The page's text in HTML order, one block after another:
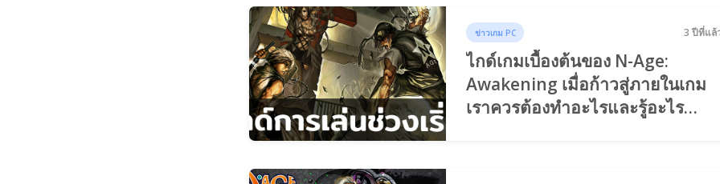
ข่าวเกม PC 3 ปีที่แล้
ไกด์เกมเบื้องต้นของ N-Age:
Awakening เมื่อก้าวสู่ภายในเกม
เราควรต้องทำอะไรและรู้อะไร